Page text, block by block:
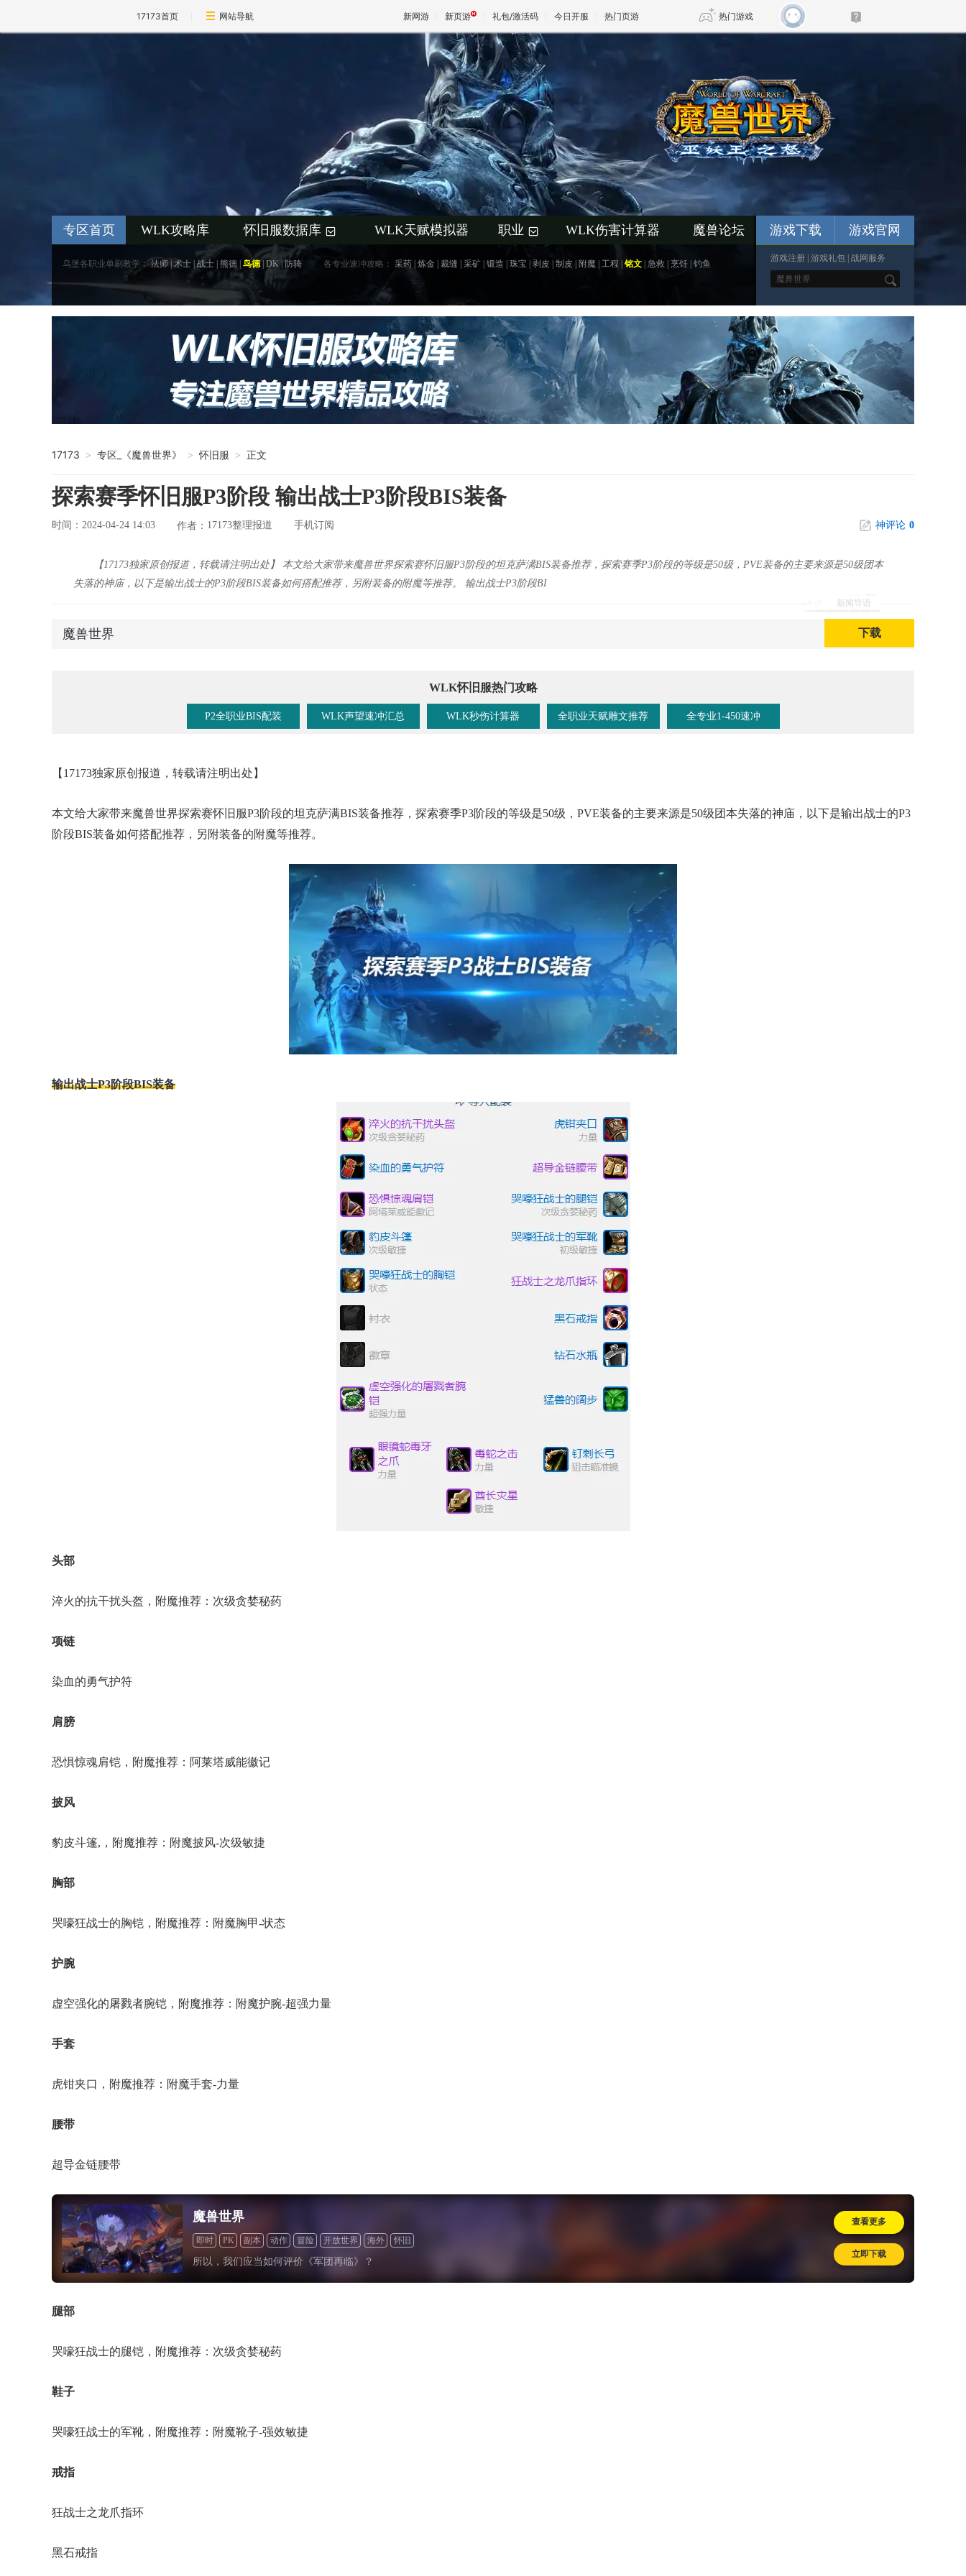
17173首页 网站导航 新网游 新页游 礼包/激活码 今日开服 热门页游 热门游戏
DNF 传奇4
剑网3旗舰版 新天龙八部
王权与自由 诛仙世界
专区首页 WLK攻略库 怀旧服数据库 + WLK天赋模拟器 职业 + WLK伤害计算器 魔兽论坛
乌堡各职业单刷教学： 法师 术士 |战士 熊德 鸟德| DK|防骑 各专业速冲攻略： 采药 炼金 裁缝 采矿 锻造 珠宝 剥皮 制皮 附魔 工程 铭文 急救 烹饪 钓鱼
游戏下载 游戏官网
游戏注册 游戏礼包 战网服务
*
17173 > 专区_《魔兽世界》 > 怀旧服 > 正文
探索赛季怀旧服P3阶段 输出战士P3阶段BIS装备
时间：2024-04-24 14:03 作者： 17173整理报道 手机订阅 神评论 0
新闻导语
【17173独家原创报道，转载请注明出处】 本文给大家带来魔兽世界探索赛怀旧服P3阶段的坦克萨满BIS装备推荐，探索赛季P3阶段的等级是50级，PVE装备的主要来源是50级团本
失落的神庙，以下是输出战士的P3阶段BIS装备如何搭配推荐，另附装备的附魔等推荐。 输出战士P3阶段BI
魔兽世界 下载
WLK怀旧服热门攻略
P2全职业BIS配装 WLK声望速冲汇总 WLK秒伤计算器 全职业天赋雕文推荐 全专业1-450速冲
【17173独家原创报道，转载请注明出处】
本文给大家带来魔兽世界探索赛怀旧服P3阶段的坦克萨满BIS装备推荐，探索赛季P3阶段的等级是50级，PVE装备的主要来源是50级团本失落的神庙，以下是输出战士的P3
阶段BIS装备如何搭配推荐，另附装备的附魔等推荐。
输出战士P3阶段BIS装备
头部
淬火的抗干扰头盔，附魔推荐：次级贪婪秘药
项链
染血的勇气护符
肩膀
恐惧惊魂肩铠，附魔推荐：阿莱塔威能徽记
披风
豹皮斗篷,，附魔推荐：附魔披风-次级敏捷
胸部
哭嚎狂战士的胸铠，附魔推荐：附魔胸甲-状态
护腕
虚空强化的屠戮者腕铠，附魔推荐：附魔护腕-超强力量
手套
虎钳夹口，附魔推荐：附魔手套-力量
腰带
超导金链腰带
魔兽世界
即时 PK 副本 动作 冒险 开放世界 海外 怀旧
所以，我们应当如何评价《军团再临》？
查看更多
立即下载
腿部
哭嚎狂战士的腿铠，附魔推荐：次级贪婪秘药
鞋子
哭嚎狂战士的军靴，附魔推荐：附魔靴子-强效敏捷
戒指
狂战士之龙爪指环
黑石戒指